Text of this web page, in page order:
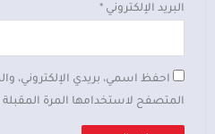
البريد الإلكتروني *
احفظ اسمي، بريدي الإلكتروني،
المتصفح لاستخدامها المرة